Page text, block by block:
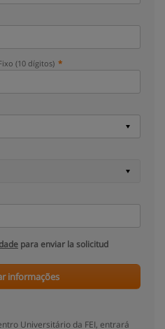
(10 dígitos)
para enviar la solicitud
informações
Universitário da FEI, entrará